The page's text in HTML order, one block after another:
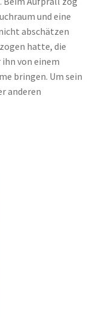
und eine
abschätzen
hatte, die
von einem
bringen. Um sein
anderen